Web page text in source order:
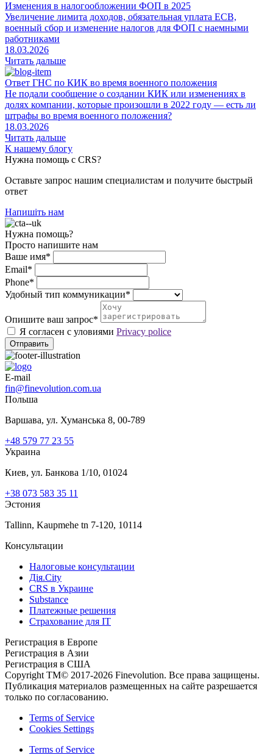
Изменения в налогообложении ФОП в 2025
Увеличение лимита доходов, обязательная уплата ЕСВ,
военный сбор и изменение налогов для ФОП с наемными
работниками
18.03.2026
Читать дальше
Ответ ГНС по КИК во время военного положения
Не подали сообщение о создании КИК или изменениях в
долях компании, которые произошли в 2022 году — есть ли
штрафы во время военного положения?
18.03.2026
Читать дальше
К нашему блогу
Нужна помощь с CRS?
Оставьте запрос нашим специалистам и получите быстрый
ответ
Напишіть нам
Нужна помощь?
Просто напишите нам
Ваше имя*
Email*
Phone*
Удобный тип коммуникации*
Опишите ваш запрос*
Я согласен с уловиями Privacy police
Отправить
E-mail
fin@finevolution.com.ua
Польша
Варшава, ул. Хуманська 8, 00-789
+48 579 77 23 55
Украина
Киев, ул. Банкова 1/10, 01024
+38 073 583 35 11
Эстония
Tallinn, Kaupmehe tn 7-120, 10114
Консультации
Налоговые консультации
Дія.Сity
CRS в Украине
Substance
Платежные решения
Страхование для IT
Регистрация в Европе
Регистрация в Азии
Регистрация в США
Copyright TM© 2017-2026 Finevolution. Все права защищены.
Публикация материалов размещенных на сайте разрешается
только по согласованию.
Terms of Service
Cookies Settings
Terms of Service